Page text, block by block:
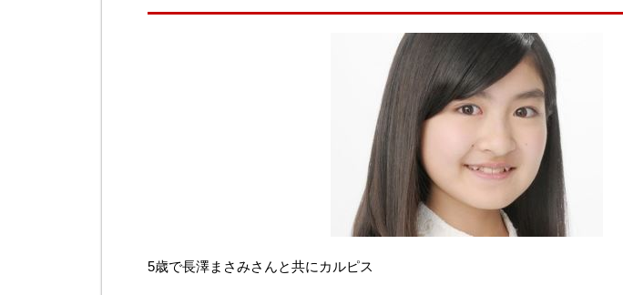
5歳で長澤まさみさんと共にカルピス